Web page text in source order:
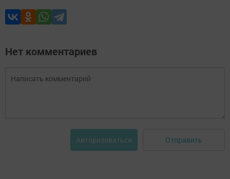
Нет комментариев
Авторизоваться Отправить